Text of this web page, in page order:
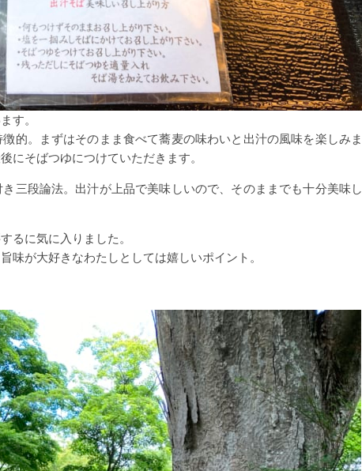
す。
的。まずはそのまま食べて蕎麦の味わいと出汁の風味を楽しみま
にそばつゆにつけていただきます。
三段論法。出汁が上品で美味しいので、そのままでも十分美味し
るに気に入りました。
味が大好きなわたしとしては嬉しいポイント。